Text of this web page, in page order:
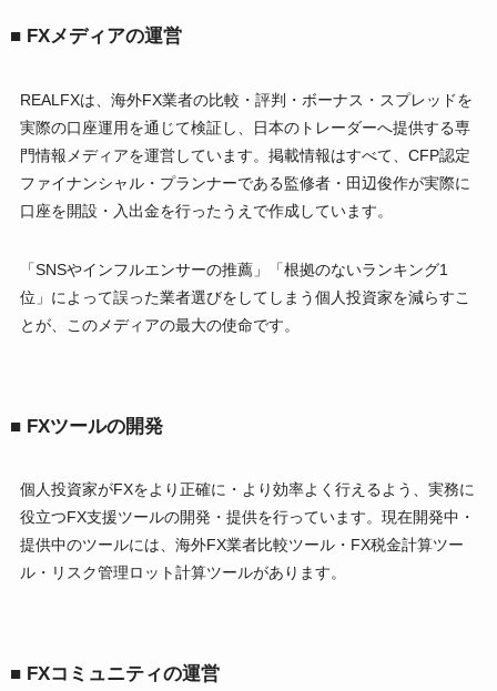
■ FXメディアの運営
REALFXは、海外FX業者の比較・評判・ボーナス・スプレッドを
実際の口座運用を通じて検証し、日本のトレーダーへ提供する専
門情報メディアを運営しています。掲載情報はすべて、CFP認定
ファイナンシャル・プランナーである監修者・田辺俊作が実際に
口座を開設・入出金を行ったうえで作成しています。
「SNSやインフルエンサーの推薦」「根拠のないランキング1
位」によって誤った業者選びをしてしまう個人投資家を減らすこ
とが、このメディアの最大の使命です。
■ FXツールの開発
個人投資家がFXをより正確に・より効率よく行えるよう、実務に
役立つFX支援ツールの開発・提供を行っています。現在開発中・
提供中のツールには、海外FX業者比較ツール・FX税金計算ツー
ル・リスク管理ロット計算ツールがあります。
■ FXコミュニティの運営